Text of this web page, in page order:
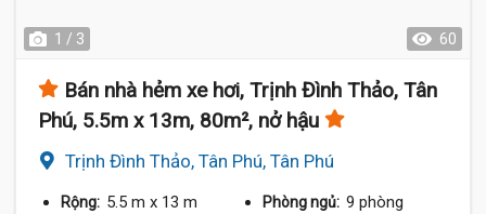
1 / 3 60
Bán nhà hẻm xe hơi, Trịnh Đình Thảo, Tân
Phú, 5.5m x 13m, 80m², nở hậu
Trịnh Đình Thảo, Tân Phú, Tân Phú
Rộng: 5.5 m x 13 m Phòng ngủ: 9 phòng